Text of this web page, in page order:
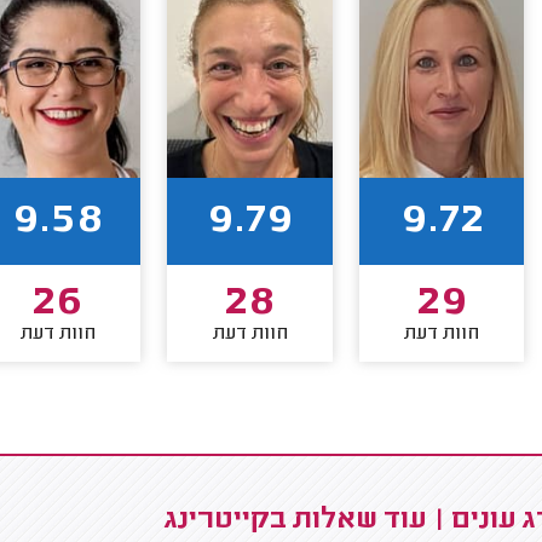
9.72
29
חוות דעת
9.79
28
חוות דעת
9.58
26
חוות דעת
עונים | עוד שאלות בקייטרינג